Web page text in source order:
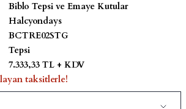
Yivli Kabaşon Bilezik
Biblo Tepsi ve Emaye Kutular
Halcyondays
BCTRE02STG
Tepsi
7.333,33 TL + KDV
taksitlerle!